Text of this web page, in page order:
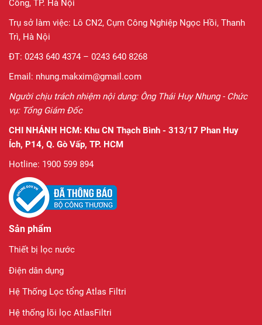
Công, TP. Hà Nội
Trụ sở làm việc: Lô CN2, Cụm Công Nghiệp Ngọc Hồi, Thanh
Trì, Hà Nội
ĐT: 0243 640 4374 – 0243 640 8268
Email: nhung.makxim@gmail.com
Người chịu trách nhiệm nội dung: Ông Thái Huy Nhung - Chức
vụ: Tổng Giám Đốc
CHI NHÁNH HCM: Khu CN Thạch Bình - 313/17 Phan Huy
Ích, P14, Q. Gò Vấp, TP. HCM
Hotline: 1900 599 894
Sản phẩm
Thiết bị lọc nước
Điện dân dụng
Hệ Thống Lọc tổng Atlas Filtri
Hệ thống lõi lọc AtlasFiltri